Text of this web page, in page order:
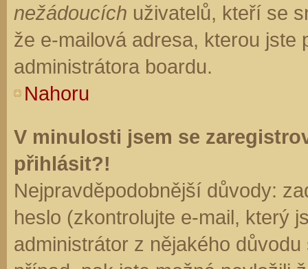
nežádoucích uživatelů, kteří se
že e-mailová adresa, kterou jste
administrátora boardu.
Nahoru
V minulosti jsem se
přihlásit?!
Nejpravděpodobnější důvody:
heslo (zkontrolujte e-mail, který
administrátor z nějakého